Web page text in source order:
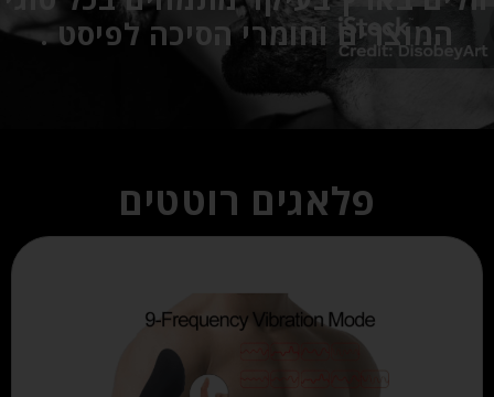
המוצרים וחומרי הסיכה לפיסט .
פלאגים רוטטים